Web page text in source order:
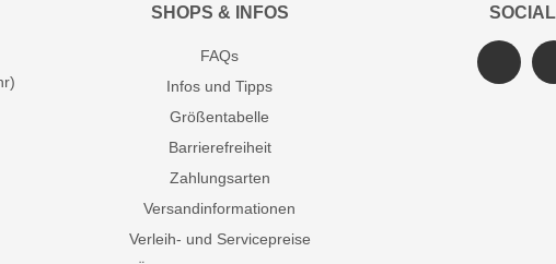
SHOPS & INFOS
FAQs
Infos und Tipps
Größentabelle
Barrierefreiheit
Zahlungsarten
Versandinformationen
Verleih- und Servicepreise